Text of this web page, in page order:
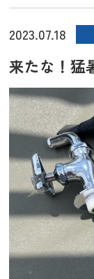
2023.07.18
来たな！猛